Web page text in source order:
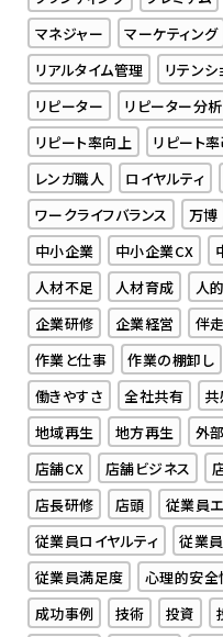
マネジャー
マーケティング
リアルタイム管理
リテンシ
リピーター
リピーター分析
リピート率向上
リピート
レンガ職人
ロイヤルティ
ワークライフバランス
万博
中小企業
中小企業CX
人材不足
人材育成 人
企業研修
企業経営 伴
作業と仕事
作業の棚卸し
働きやすさ
全社共有
地域再生
地方再生 外
店舗CX
店舗ビジネス
店長研修
店頭
従業員
従業員ロイヤルティ
従業
従業員満足度
心理的安全
成功事例
技術 投資